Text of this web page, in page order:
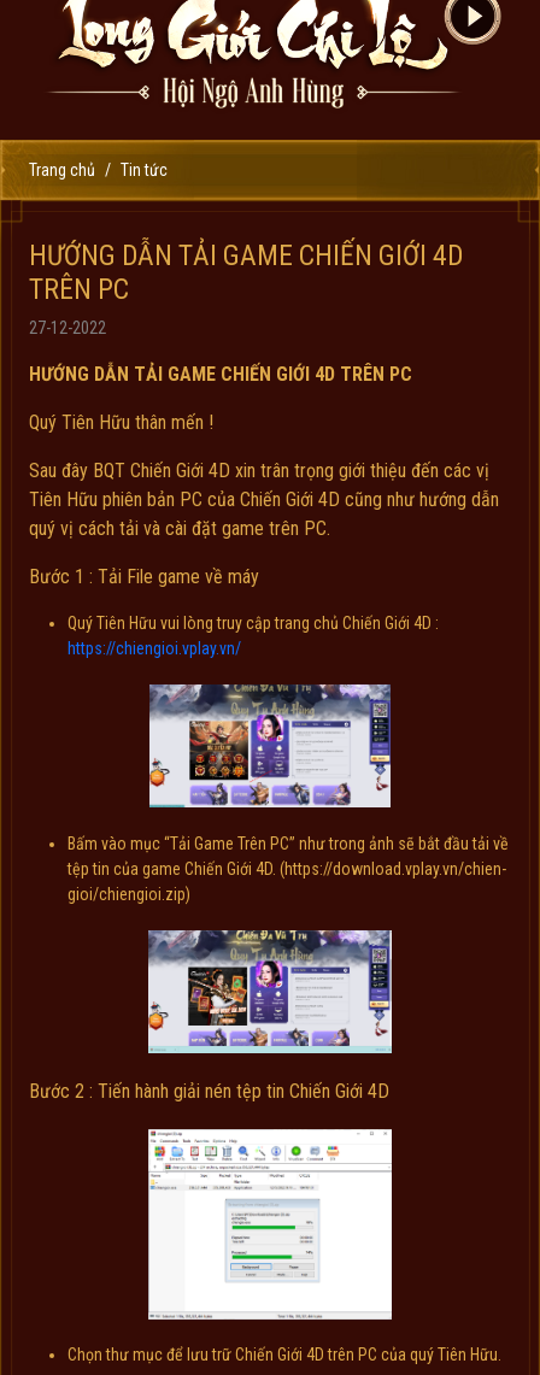
Trang chủ Tin tức
HƯỚNG DẪN TẢI GAME CHIẾN GIỚI 4D
TRÊN PC
27-12-2022
HƯỚNG DẪN TẢI GAME CHIẾN GIỚI 4D TRÊN PC
Quý Tiên Hữu thân mến !
Sau đây BQT Chiến Giới 4D xin trân trọng giới thiệu đến các vị
Tiên Hữu phiên bản PC của Chiến Giới 4D cũng như hướng dẫn
quý vị cách tải và cài đặt game trên PC.
Bước 1 : Tải File game về máy
Quý Tiên Hữu vui lòng truy cập trang chủ Chiến Giới 4D :
https://chiengioi.vplay.vn/
Bấm vào mục “Tải Game Trên PC” như trong ảnh sẽ bắt đầu tải về
tệp tin của game Chiến Giới 4D. (https://download.vplay.vn/chien-
gioi/chiengioi.zip)
Bước 2 : Tiến hành giải nén tệp tin Chiến Giới 4D
Chọn thư mục để lưu trữ Chiến Giới 4D trên PC của quý Tiên Hữu.